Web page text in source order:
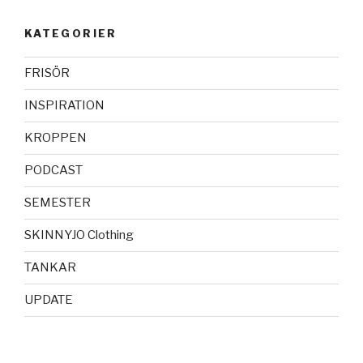
KATEGORIER
FRISÖR
INSPIRATION
KROPPEN
PODCAST
SEMESTER
SKINNYJO Clothing
TANKAR
UPDATE